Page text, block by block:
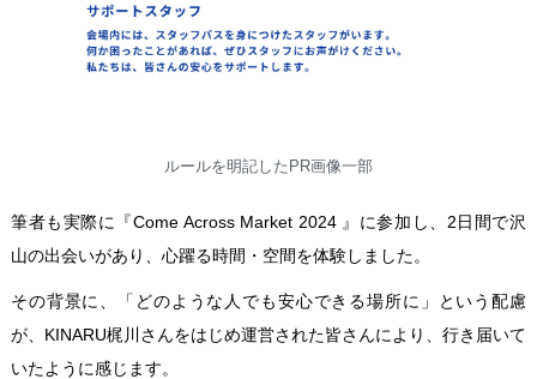
ルールを明記したPR画像一部
筆者も実際に『Come Across Market 2024 』に参加し、2日間で沢
山の出会いがあり、心躍る時間・空間を体験しました。
その背景に、「どのような人でも安心できる場所に」という配慮
が、KINARU梶川さんをはじめ運営された皆さんにより、行き届いて
いたように感じます。